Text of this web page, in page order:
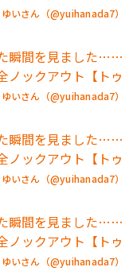
いさん（@yuihanada7）
いさん（@yuihanada7）
いさん（@yuihanada7）
いさん（@yuihanada7）